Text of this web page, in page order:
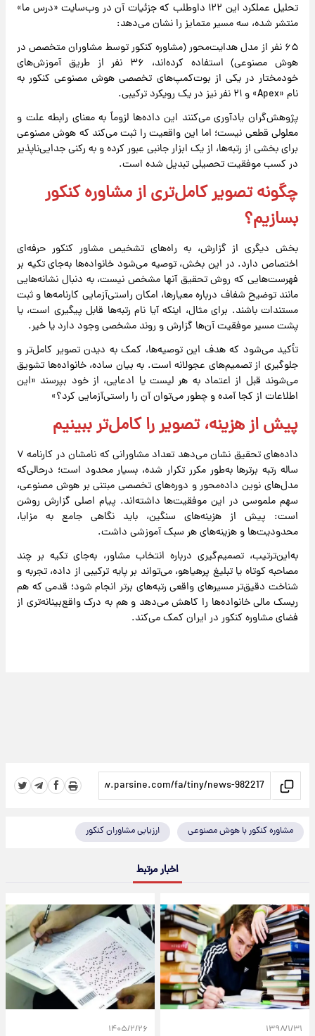
تحلیل عملکرد این ۱۲۲ داوطلب که جزئیات آن در وب‌سایت «درس ما»
منتشر شده، سه مسیر متمایز را نشان می‌دهد:
۶۵ نفر از مدل هدایت‌محور (مشاوره کنکور توسط مشاوران متخصص در
هوش مصنوعی) استفاده کرده‌اند، ۳۶ نفر از طریق آموزش‌های
خودمختار در یکی از بوت‌کمپ‌های تخصصی هوش مصنوعی کنکور به
نام «Apex» و ۲۱ نفر نیز در یک رویکرد ترکیبی.
پژوهش‌گران یادآوری می‌کنند این داده‌ها لزوماً به معنای رابطه علت و
معلولی قطعی نیست؛ اما این واقعیت را ثبت می‌کند که هوش مصنوعی
برای بخشی از رتبه‌ها، از یک ابزار جانبی عبور کرده و به رکنی جدایی‌ناپذیر
در کسب موفقیت تحصیلی تبدیل شده است.
چگونه تصویر کامل‌تری از مشاوره کنکور
بسازیم؟
بخش دیگری از گزارش، به راه‌های تشخیص مشاور کنکور حرفه‌ای
اختصاص دارد. در این بخش، توصیه می‌شود خانواده‌ها به‌جای تکیه بر
فهرست‌هایی که روش تحقیق آنها مشخص نیست، به دنبال نشانه‌هایی
مانند توضیح شفاف درباره معیارها، امکان راستی‌آزمایی کارنامه‌ها و ثبت
مستندات باشند. برای مثال، اینکه آیا نام رتبه‌ها قابل پیگیری است، یا
پشت مسیر موفقیت آن‌ها گزارش و روند مشخصی وجود دارد یا خیر.
تأکید می‌شود که هدف این توصیه‌ها، کمک به دیدن تصویر کامل‌تر و
جلوگیری از تصمیم‌های عجولانه است. به بیان ساده، خانواده‌ها تشویق
می‌شوند قبل از اعتماد به هر لیست یا ادعایی، از خود بپرسند «این
اطلاعات از کجا آمده و چطور می‌توان آن را راستی‌آزمایی کرد؟»
پیش از هزینه، تصویر را کامل‌تر ببینیم
داده‌های تحقیق نشان می‌دهد تعداد مشاورانی که نامشان در کارنامه ۷
ساله رتبه برترها به‌طور مکرر تکرار‌ شده، بسیار محدود است؛ درحالی‌که
مدل‌های نوین داده‌محور و دوره‌های تخصصی مبتنی بر هوش مصنوعی،
سهم ملموسی در این موفقیت‌ها داشته‌اند. پیام اصلی گزارش روشن
است: پیش از هزینه‌های سنگین، باید نگاهی جامع به مزایا،
محدودیت‌ها و هزینه‌های هر سبک آموزشی داشت.
به‌این‌ترتیب، تصمیم‌گیری درباره انتخاب مشاور، به‌جای تکیه بر چند
مصاحبه کوتاه یا تبلیغ پرهیاهو، می‌تواند بر پایه ترکیبی از داده، تجربه و
شناخت دقیق‌تر مسیرهای واقعی رتبه‌های برتر انجام شود؛ قدمی که هم
ریسک مالی خانواده‌ها را کاهش می‌دهد و هم به درک واقع‌بینانه‌تری از
فضای مشاوره کنکور در ایران کمک می‌کند.
مشاوره کنکور با هوش مصنوعی ارزیابی مشاوران کنکور
اخبار مرتبط
۱۳۹۸/۱/۳۱ ۱۴۰۵/۲/۲۶